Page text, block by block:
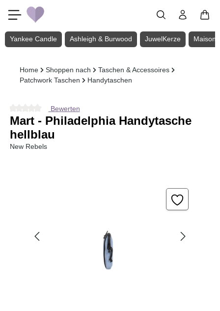
Zum Hauptinhalt springen
Yankee Candle Ashleigh & Burwood JuwelKerze Maison
Home Shoppen nach
Taschen & Accessoires
Patchwork Taschen
Handytaschen
Durchschnittliche Bewertung von 0 von 5 Sternen
Bewerten
Mart - Philadelphia Handytasche
hellblau
New Rebels